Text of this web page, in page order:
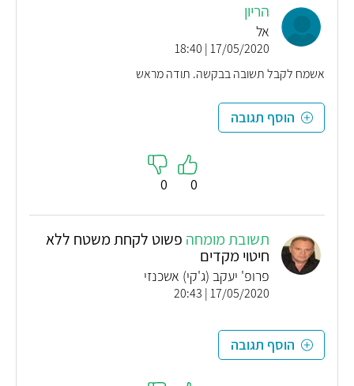
הריון
אל
17/05/2020 | 18:40
אשמח לקבל תשובה בבקשה. תודה מראש
הוסף תגובה
0
0
תשובת מומחה פשוט לקחת משטח ללא
חיטוי מקדים
פרופ' יעקב (ג'קי) אשכנזי
17/05/2020 | 20:43
הוסף תגובה